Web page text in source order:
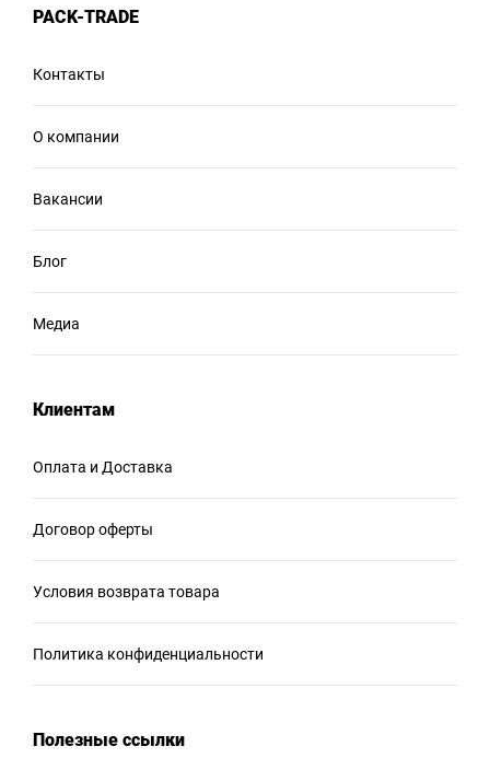
PACK-TRADE
Контакты
О компании
Вакансии
Блог
Медиа
Клиентам
Оплата и Доставка
Договор оферты
Условия возврата товара
Политика конфиденциальности
Полезные ссылки